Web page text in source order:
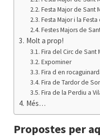
Festa Major de Sant
Festa Major i la Festa
Festes Majors de
Molt a prop!
Fira del Circ de Sant
Expominer
Fira d en
Fira de Tardor de
Fira de la Perdiu a
Més…
Propostes per